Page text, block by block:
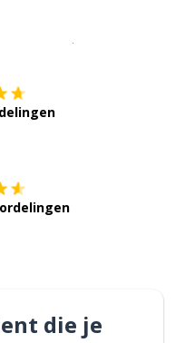
die je